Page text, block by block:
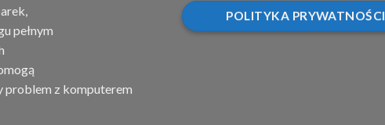
pełnym
problem z komputerem
POLITYKA PRYWATNOŚCI